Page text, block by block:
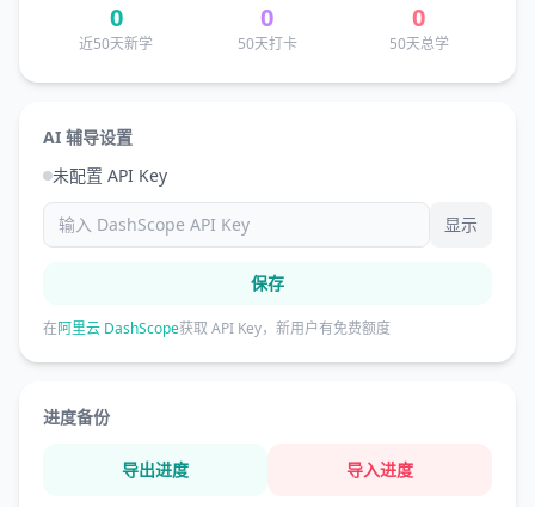
0
近50天新学
0
50天打卡
0
50天总学
AI 辅导设置
未配置 API Key
显示
保存
在阿里云 DashScope获取 API Key，新用户有免费额度
进度备份
导出进度 导入进度